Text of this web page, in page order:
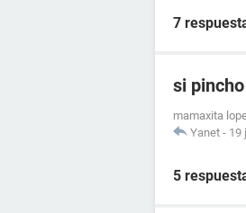
7
si
mamaxita
Yanet - 19
5